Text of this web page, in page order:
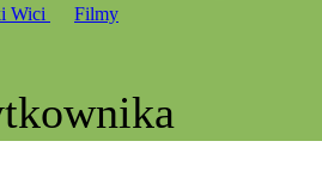
Wici Filmy